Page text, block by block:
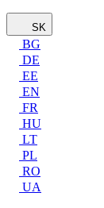
SK
BG
DE
EE
EN
FR
HU
LT
PL
RO
UA